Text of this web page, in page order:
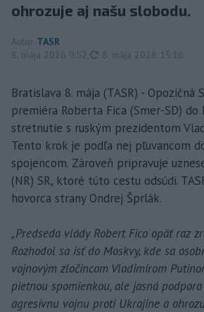
ohrozuje aj našu slobodu.
Autor TASR
8. mája 2026 9:52
aktualizované
8. mája 2026 15:16
Bratislava 8. mája (TASR) - Opozičná
premiéra Roberta Fica (Smer-SD) do
stretnutie s ruským prezidentom
Tento krok je podľa nej pľuvancom
spojencom. Zároveň pripravuje
(NR) SR, ktoré túto cestu odsúdi.
hovorca strany Ondrej Šprlák.
„Predseda vlády Robert Fico opäť raz
Rozhodol sa ísť do Moskvy, kde sa
vojnovým zločincom Vladimirom
pietnou spomienkou, ale jasná
agresívnu vojnu proti Ukrajine a